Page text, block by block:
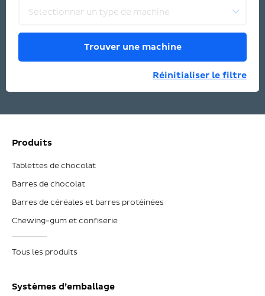
Sélectionner un type de machine
Trouver une machine
Réinitialiser le filtre
Produits
Tablettes de chocolat
Barres de chocolat
Barres de céréales et barres protéinées
Chewing-gum et confiserie
Tous les produits
Systèmes d’emballage